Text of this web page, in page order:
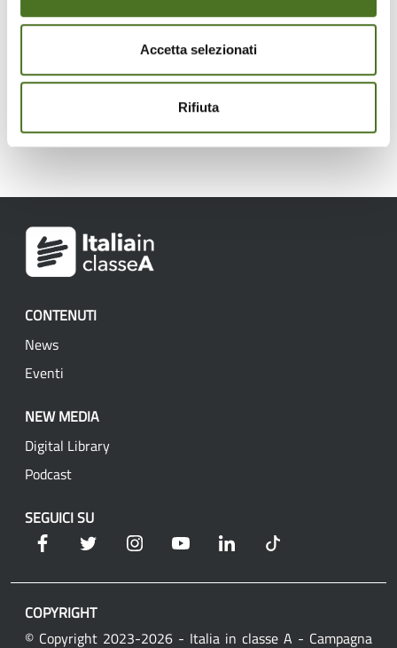
Accetta selezionati
Rifiuta
Argomenti
CONTENUTI
News
Eventi
NEW MEDIA
Digital Library
Podcast
SEGUICI SU
Facebook Twitter Instagram YouTube Linkedin
COPYRIGHT
© Copyright 2023-2026 - Italia in classe A - Campagna